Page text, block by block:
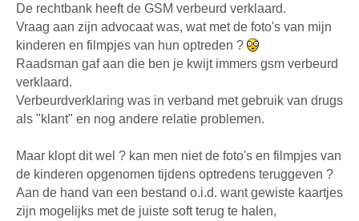
De rechtbank heeft de GSM verbeurd verklaard.
Vraag aan zijn advocaat was, wat met de foto's van mijn
kinderen en filmpjes van hun optreden ?
Raadsman gaf aan die ben je kwijt immers gsm verbeurd
verklaard.
Verbeurdverklaring was in verband met gebruik van drugs
als "klant" en nog andere relatie problemen.
Maar klopt dit wel ? kan men niet de foto's en filmpjes van
de kinderen opgenomen tijdens optredens teruggeven ?
Aan de hand van een bestand o.i.d. want gewiste kaartjes
zijn mogelijks met de juiste soft terug te halen,